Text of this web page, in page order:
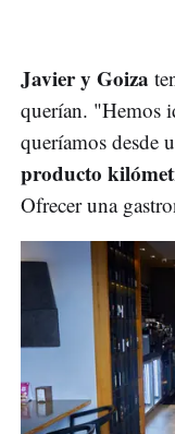
Javier y Goiza
querían. "Hemos
queríamos desde
producto
Ofrecer una